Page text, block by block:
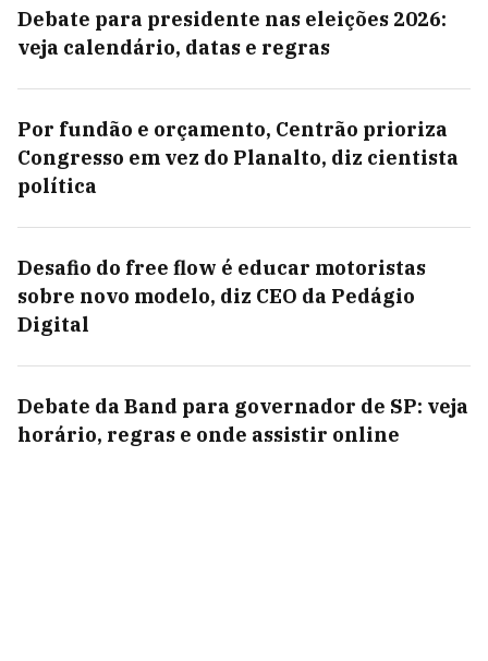
Debate para presidente nas eleições 2026:
veja calendário, datas e regras
Por fundão e orçamento, Centrão prioriza
Congresso em vez do Planalto, diz cientista
política
Desafio do free flow é educar motoristas
sobre novo modelo, diz CEO da Pedágio
Digital
Debate da Band para governador de SP: veja
horário, regras e onde assistir online